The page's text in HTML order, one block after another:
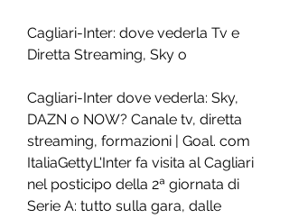
Cagliari-Inter: dove vederla Tv e
Diretta Streaming, Sky o
Cagliari-Inter dove vederla: Sky,
DAZN o NOW? Canale tv, diretta
streaming, formazioni | Goal. com
ItaliaGettyL'Inter fa visita al Cagliari
nel posticipo della 2ª giornata di
Serie A: tutto sulla gara, dalle